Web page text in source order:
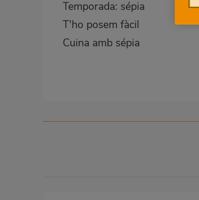
Temporada: sépia
T'ho posem fàcil
Cuina amb sépia